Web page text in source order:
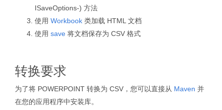
ISaveOptions-) 方法
使用 Workbook 类加载 HTML 文档
使用 save 将文档保存为 CSV 格式
转换要求
为了将 POWERPOINT 转换为 CSV，您可以直接从 Maven 并
在您的应用程序中安装库。